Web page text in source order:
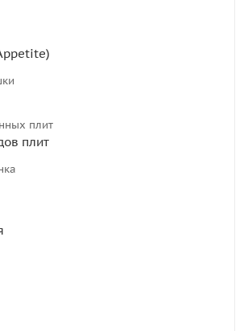
плит
плит